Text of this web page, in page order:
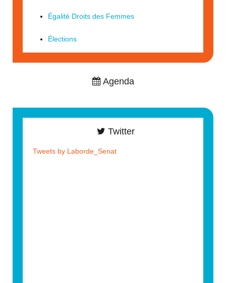
Égalité Droits des Femmes
Élections
Agenda
Twitter
Tweets by Laborde_Senat